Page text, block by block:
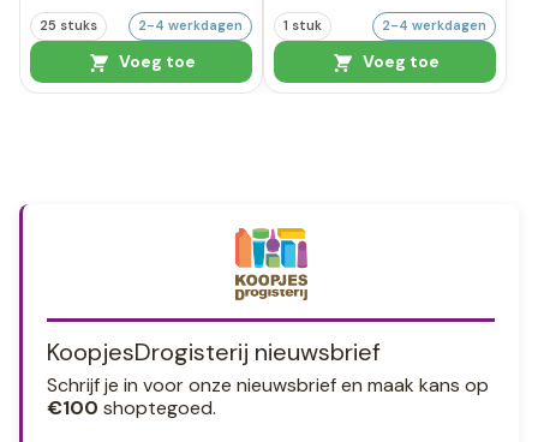
25 stuks 2-4 werkdagen
Voeg toe
1 stuk 2-4 werkdagen
Voeg toe
KoopjesDrogisterij nieuwsbrief
Schrijf je in voor onze nieuwsbrief en maak kans op
€100 shoptegoed.